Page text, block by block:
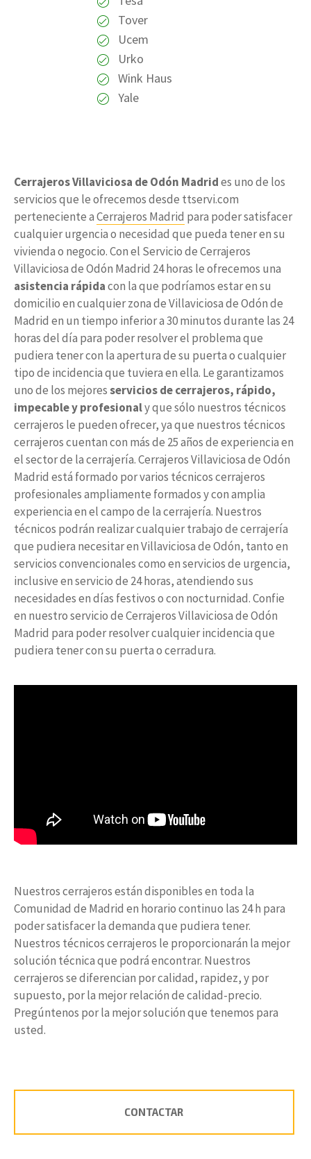
Tover
Ucem
Urko
Wink Haus
Yale
Cerrajeros Villaviciosa de Odón Madrides uno de los
servicios que le ofrecemos desde ttservi.com
perteneciente aCerrajeros Madrid para poder satisfacer
cualquier urgencia o necesidad que pueda tener en su
vivienda o negocio. Con el Servicio de Cerrajeros
Villaviciosa de Odón Madrid 24 horas le ofrecemos una
asistencia rápidacon la que podríamos estar en su
domicilio en cualquier zona de Villaviciosa de Odón de
Madrid en un tiempo inferior a 30 minutos durante las 24
horas del día para poder resolver el problema que
pudiera tener con la apertura de su puerta o cualquier
tipo de incidencia que tuviera en ella. Le garantizamos
uno de los mejoresservicios de cerrajeros, rápido,
impecable y profesionaly que sólo nuestros técnicos
cerrajeros le pueden ofrecer, ya que nuestros técnicos
cerrajeros cuentan con más de 25 años de experiencia en
el sector de la cerrajería. Cerrajeros Villaviciosa de Odón
Madrid está formado por varios técnicos cerrajeros
profesionales ampliamente formados y con amplia
experiencia en el campo de la cerrajería. Nuestros
técnicos podrán realizar cualquier trabajo de cerrajería
que pudiera necesitar en Villaviciosa de Odón, tanto en
servicios convencionales como en servicios de urgencia,
inclusive en servicio de 24 horas, atendiendo sus
necesidades en días festivos o con nocturnidad. Confie
en nuestro servicio de Cerrajeros Villaviciosa de Odón
Madrid para poder resolver cualquier incidencia que
pudiera tener con su puerta o cerradura.
Nuestros cerrajeros están disponibles en toda la
Comunidad de Madrid en horario continuo las 24 h para
poder satisfacer la demanda que pudiera tener.
Nuestros técnicos cerrajeros le proporcionarán la mejor
solución técnica que podrá encontrar. Nuestros
cerrajeros se diferencian por calidad, rapidez, y por
supuesto, por la mejor relación de calidad-precio.
Pregúntenos por la mejor solución que tenemos para
usted.
CONTACTAR